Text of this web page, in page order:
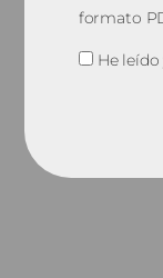
formato
He